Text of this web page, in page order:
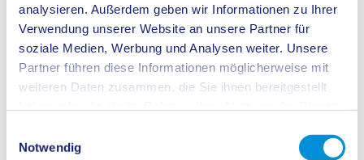
analysieren. Außerdem geben wir Informationen zu Ihrer
Verwendung unserer Website an unsere Partner für
soziale Medien, Werbung und Analysen weiter. Unsere
Partner führen diese Informationen möglicherweise mit
weiteren Daten zusammen, die Sie ihnen bereitgestellt
Notwendig
Zeitpunkt rein landwirtschaftlich bewirtschaftete Region. Spätestens mit der
Inbetriebnahme des Bergwerkes im Jahr 1867 gewinnt der Kohlenbergbau in